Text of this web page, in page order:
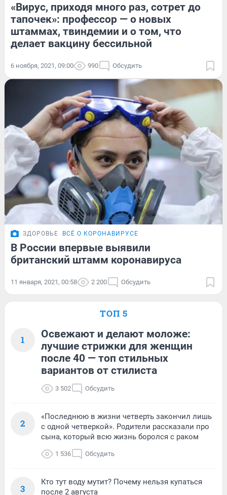
«Вирус, приходя много раз, сотрет до
тапочек»: профессор — о новых
штаммах, твиндемии и о том, что
делает вакцину бессильной
6 ноября, 2021, 09:00 990 Обсудить
ЗДОРОВЬЕ ВСЁ О КОРОНАВИРУСЕ
В России впервые выявили
британский штамм коронавируса
11 января, 2021, 00:58 2 200 Обсудить
ТОП 5
1
Освежают и делают моложе:
лучшие стрижки для женщин
после 40 — топ стильных
вариантов от стилиста
3 502 Обсудить
2
«Последнюю в жизни четверть закончил лишь
с одной четверкой». Родители рассказали про
сына, который всю жизнь боролся с раком
1 536 Обсудить
3
Кто тут воду мутит? Почему нельзя купаться
после 2 августа